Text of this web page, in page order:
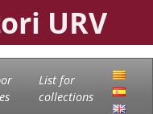
URV
List for
collections